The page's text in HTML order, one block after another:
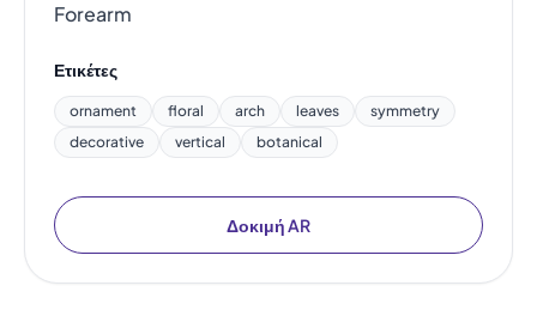
Forearm
Ετικέτες
ornament floral arch leaves
symmetry
decorative
vertical botanical
Δοκιμή AR